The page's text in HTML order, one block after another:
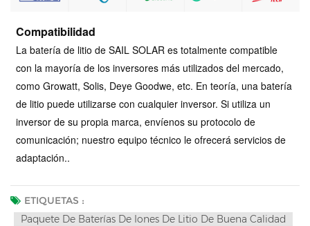
Compatibilidad
La batería de litio de SAIL SOLAR es totalmente compatible
con la mayoría de los inversores más utilizados del mercado,
como Growatt, Solis, Deye Goodwe, etc. En teoría, una batería
de litio puede utilizarse con cualquier inversor. Si utiliza un
inversor de su propia marca, envíenos su protocolo de
comunicación; nuestro equipo técnico le ofrecerá servicios de
adaptación..
ETIQUETAS :
Paquete De Baterías De Iones De Litio De Buena Calidad